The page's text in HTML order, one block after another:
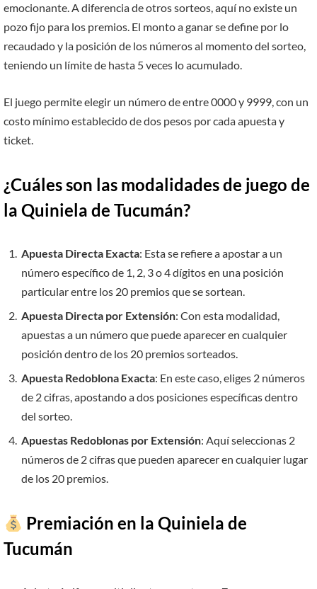
emocionante. A diferencia de otros sorteos, aquí no existe un
pozo fijo para los premios. El monto a ganar se define por lo
recaudado y la posición de los números al momento del sorteo,
teniendo un límite de hasta 5 veces lo acumulado.
El juego permite elegir un número de entre 0000 y 9999, con un
costo mínimo establecido de dos pesos por cada apuesta y
ticket.
¿Cuáles son las modalidades de juego de
la Quiniela de Tucumán?
Apuesta Directa Exacta: Esta se refiere a apostar a un
número específico de 1, 2, 3 o 4 dígitos en una posición
particular entre los 20 premios que se sortean.
Apuesta Directa por Extensión: Con esta modalidad,
apuestas a un número que puede aparecer en cualquier
posición dentro de los 20 premios sorteados.
Apuesta Redoblona Exacta: En este caso, eliges 2 números
de 2 cifras, apostando a dos posiciones específicas dentro
del sorteo.
Apuestas Redoblonas por Extensión: Aquí seleccionas 2
números de 2 cifras que pueden aparecer en cualquier lugar
de los 20 premios.
Premiación en la Quiniela de
Tucumán